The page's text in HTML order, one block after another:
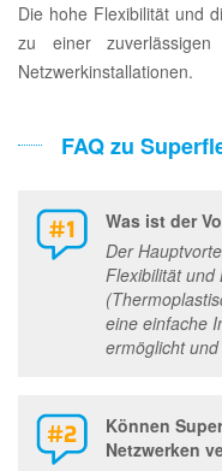
Die hohe Flexibilität und
zu einer
Netzwerkinstallationen.
FAQ zu
Was ist der
Der
Flexibilität und
eine einfache
ermöglicht
Können
Netzwerken